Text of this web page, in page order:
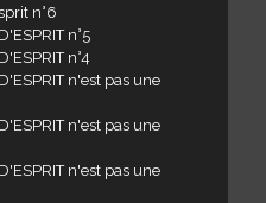
n°6
n°5
n°4
n'est pas une
n'est pas une
n'est pas une